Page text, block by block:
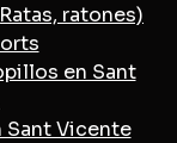
ratones)
en Sant
Sant Vicente